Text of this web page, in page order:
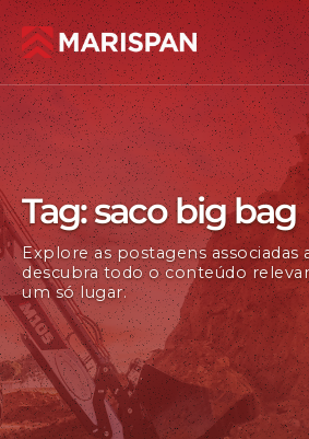
Tag: saco big bag
Explore as postagens associadas
descubra todo o conteúdo
um só lugar.